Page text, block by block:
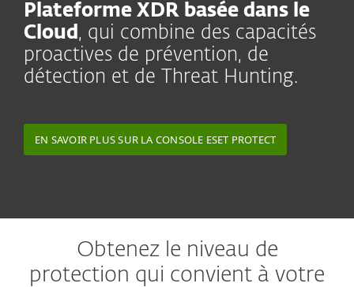
Plateforme XDR basée dans le
Cloud , qui combine des capacités
proactives de prévention, de
détection et de Threat Hunting.
EN SAVOIR PLUS SUR LA CONSOLE ESET PROTECT
Obtenez le niveau de
protection qui convient à votre